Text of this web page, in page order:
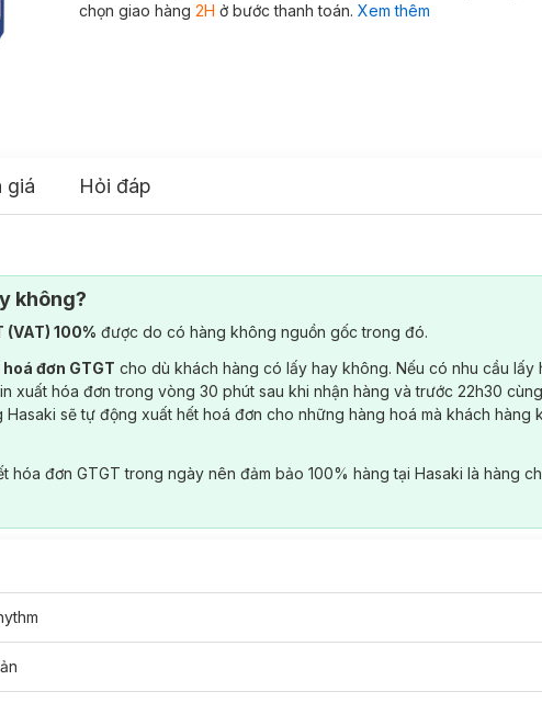
chọn giao hàng 2H ở bước thanh toán. Xem thêm
giá Hỏi đáp
không?
(VAT) 100% được do có hàng không nguồn gốc trong đó.
đơn GTGT cho dù khách hàng có lấy hay không. Nếu có nhu cầu lấy
xuất hóa đơn trong vòng 30 phút sau khi nhận hàng và trước 22h30
sẽ tự động xuất hết hoá đơn cho những hàng hoá mà khách hàng
hóa đơn GTGT trong ngày nên đảm bảo 100% hàng tại Hasaki là hàng